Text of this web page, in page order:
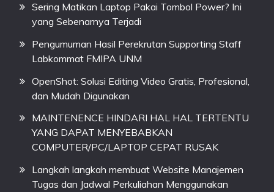
Sering Matikan Laptop Pakai Tombol Power? Ini
yang Sebenarnya Terjadi
Pengumuman Hasil Perekrutan Supporting Staff
Labkommat FMIPA UNM
OpenShot: Solusi Editing Video Gratis, Profesional,
dan Mudah Digunakan
MAINTENENCE HINDARI HAL HAL TERTENTU
YANG DAPAT MENYEBABKAN
COMPUTER/PC/LAPTOP CEPAT RUSAK
Langkah langkah membuat Website Manajemen
Tugas dan Jadwal Perkuliahan Menggunakan